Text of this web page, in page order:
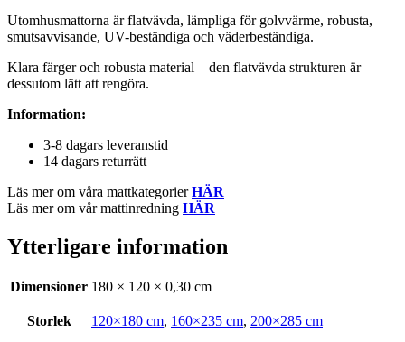
Utomhusmattorna är flatvävda, lämpliga för golvvärme, robusta,
smutsavvisande, UV-beständiga och väderbeständiga.
Klara färger och robusta material – den flatvävda strukturen är
dessutom lätt att rengöra.
Information:
3-8 dagars leveranstid
14 dagars returrätt
Läs mer om våra mattkategorierHÄR
Läs mer om vår mattinredning HÄR
Ytterligare information
Dimensioner 180 × 120 × 0,30 cm
Storlek 120×180 cm, 160×235 cm, 200×285 cm